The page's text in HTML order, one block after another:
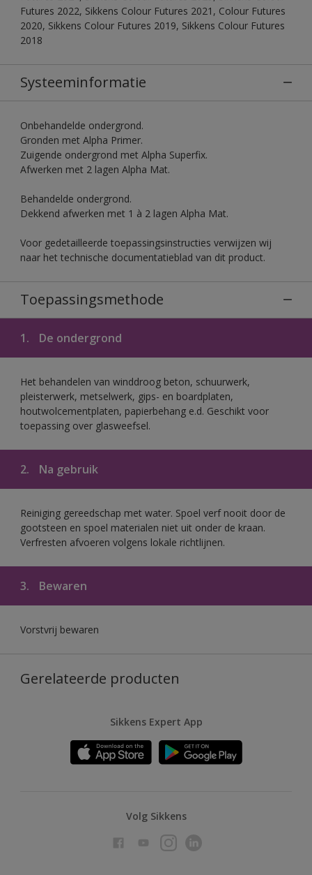
Futures 2022, Sikkens Colour Futures 2021, Colour Futures
2020, Sikkens Colour Futures 2019, Sikkens Colour Futures
2018
Systeeminformatie
Onbehandelde ondergrond.
Gronden met Alpha Primer.
Zuigende ondergrond met Alpha Superfix.
Afwerken met 2 lagen Alpha Mat.
Behandelde ondergrond.
Dekkend afwerken met 1 à 2 lagen Alpha Mat.
Voor gedetailleerde toepassingsinstructies verwijzen wij
naar het technische documentatieblad van dit product.
Toepassingsmethode
1. De ondergrond
Het behandelen van winddroog beton, schuurwerk,
pleisterwerk, metselwerk, gips- en boardplaten,
houtwolcementplaten, papierbehang e.d. Geschikt voor
toepassing over glasweefsel.
2. Na gebruik
Reiniging gereedschap met water. Spoel verf nooit door de
gootsteen en spoel materialen niet uit onder de kraan.
Verfresten afvoeren volgens lokale richtlijnen.
3. Bewaren
Vorstvrij bewaren
Gerelateerde producten
Sikkens Expert App
Volg Sikkens